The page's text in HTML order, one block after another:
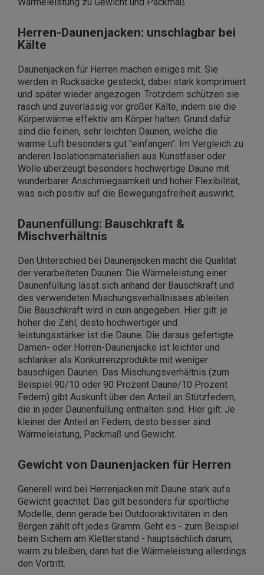
Herren-Daunenjacken: unschlagbar bei
Kälte
Daunenjacken für Herren machen einiges mit. Sie
werden in Rucksäcke gesteckt, dabei stark komprimiert
und später wieder angezogen. Trotzdem schützen sie
rasch und zuverlässig vor großer Kälte, indem sie die
Körperwärme effektiv am Körper halten. Grund dafür
sind die feinen, sehr leichten Daunen, welche die
warme Luft besonders gut "einfangen". Im Vergleich zu
anderen Isolationsmaterialien aus Kunstfaser oder
Wolle überzeugt besonders hochwertige Daune mit
wunderbarer Anschmiegsamkeit und hoher Flexibilität,
was sich positiv auf die Bewegungsfreiheit auswirkt.
Daunenfüllung: Bauschkraft &
Mischverhältnis
Den Unterschied bei Daunenjacken macht die Qualität
der verarbeiteten Daunen: Die Wärmeleistung einer
Daunenfüllung lässt sich anhand der Bauschkraft und
des verwendeten Mischungsverhältnisses ableiten.
Die Bauschkraft wird in cuin angegeben. Hier gilt: je
höher die Zahl, desto hochwertiger und
leistungsstärker ist die Daune. Die daraus gefertigte
Damen- oder Herren-Daunenjacke ist leichter und
schlanker als Konkurrenzprodukte mit weniger
bauschigen Daunen. Das Mischungsverhältnis (zum
Beispiel 90/10 oder 90 Prozent Daune/10 Prozent
Federn) gibt Auskunft über den Anteil an Stützfedern,
die in jeder Daunenfüllung enthalten sind. Hier gilt: Je
kleiner der Anteil an Federn, desto besser sind
Wärmeleistung, Packmaß und Gewicht.
Gewicht von Daunenjacken für Herren
Generell wird bei Herrenjacken mit Daune stark aufs
Gewicht geachtet. Das gilt besonders für sportliche
Modelle, denn gerade bei Outdooraktivitäten in den
Bergen zählt oft jedes Gramm. Geht es - zum Beispiel
beim Sichern am Kletterstand - hauptsächlich darum,
warm zu bleiben, dann hat die Wärmeleistung allerdings
den Vortritt.